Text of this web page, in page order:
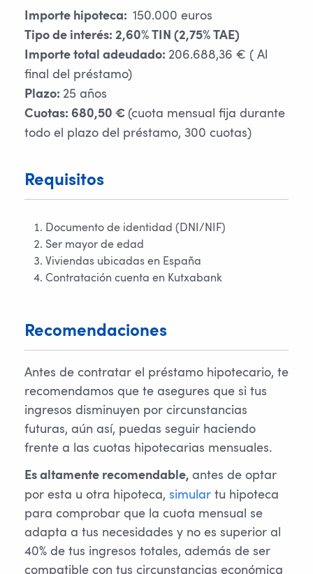
Importe hipoteca: 150.000 euros
Tipo de interés: 2,60% TIN (2,75% TAE)
Importe total adeudado: 206.688,36 € ( Al
final del préstamo)
Plazo: 25 años
Cuotas: 680,50 € (cuota mensual fija durante
todo el plazo del préstamo, 300 cuotas)
Requisitos
Documento de identidad (DNI/NIF)
Ser mayor de edad
Viviendas ubicadas en España
Contratación cuenta en Kutxabank
Recomendaciones
Antes de contratar el préstamo hipotecario, te
recomendamos que te asegures que si tus
ingresos disminuyen por circunstancias
futuras, aún así, puedas seguir haciendo
frente a las cuotas hipotecarias mensuales.
Es altamente recomendable, antes de optar
por esta u otra hipoteca, simular tu hipoteca
para comprobar que la cuota mensual se
adapta a tus necesidades y no es superior al
40% de tus ingresos totales, además de ser
compatible con tus circunstancias económica